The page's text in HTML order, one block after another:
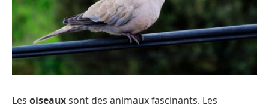
Les oiseauxsont des animaux fascinants. Les